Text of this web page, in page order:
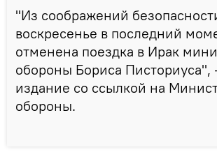
"Из соображений
воскресенье в последний
отменена поездка в Ирак
обороны Бориса Писториуса",
издание со ссылкой на
обороны.